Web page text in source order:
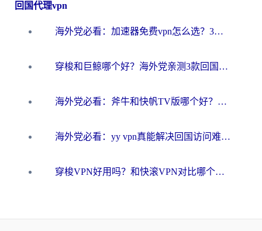
回国代理vpn
海外党必看：加速器免费vpn怎么选？3步教你无缝访问国内资源
穿梭和巨鲸哪个好？海外党亲测3款回国加速器，教你避开90%的坑
海外党必看：斧牛和快帆TV版哪个好？3分钟选对回国加速器，无缝刷B站、追热剧
海外党必看：yy vpn真能解决回国访问难题？附云极initap测评+免费方案对比
穿梭VPN好用吗？和快滚VPN对比哪个回国效果更好？海外党选回国加速器必看指南